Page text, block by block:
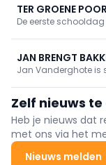
beurt implicaties
chocoladesector.
TER GROENE
BAKKERIJSCHOOL
De eerste
gloednieuwe
JAN BRENGT
Jan Vanderghote is
deinst Jan niet terug
nieuwe Adviseur
Zelf nieuws te
Heb je nieuws dat
met ons via het
Nieuws melden